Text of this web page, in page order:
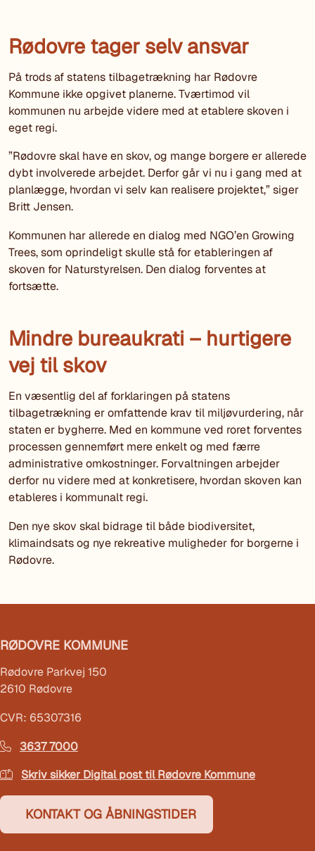
Rødovre tager selv ansvar
På trods af statens tilbagetrækning har Rødovre
Kommune ikke opgivet planerne. Tværtimod vil
kommunen nu arbejde videre med at etablere skoven i
eget regi.
”Rødovre skal have en skov, og mange borgere er allerede
dybt involverede arbejdet. Derfor går vi nu i gang med at
planlægge, hvordan vi selv kan realisere projektet,” siger
Britt Jensen.
Kommunen har allerede en dialog med NGO’en Growing
Trees, som oprindeligt skulle stå for etableringen af
skoven for Naturstyrelsen. Den dialog forventes at
fortsætte.
Mindre bureaukrati – hurtigere
vej til skov
En væsentlig del af forklaringen på statens
tilbagetrækning er omfattende krav til miljøvurdering, når
staten er bygherre. Med en kommune ved roret forventes
processen gennemført mere enkelt og med færre
administrative omkostninger. Forvaltningen arbejder
derfor nu videre med at konkretisere, hvordan skoven kan
etableres i kommunalt regi.
Den nye skov skal bidrage til både biodiversitet,
klimaindsats og nye rekreative muligheder for borgerne i
Rødovre.
RØDOVRE KOMMUNE
Rødovre Parkvej 150
2610 Rødovre
CVR: 65307316
3637 7000
Skriv sikker Digital post til Rødovre Kommune
KONTAKT OG ÅBNINGSTIDER